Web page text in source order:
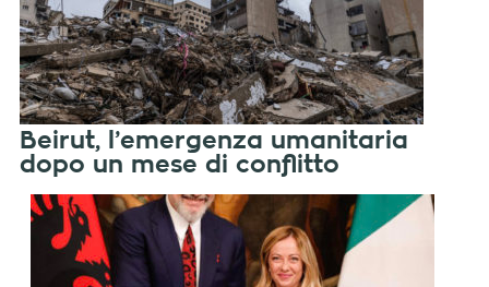
Beirut, l’emergenza umanitaria
dopo un mese di conflitto